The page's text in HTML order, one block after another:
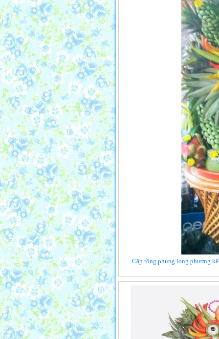
Cặp rồng phụng long phượng